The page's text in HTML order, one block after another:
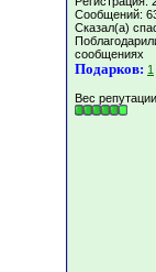
Сообщений:
Сказал(а)
сообщениях
Подарков: 1
Вес